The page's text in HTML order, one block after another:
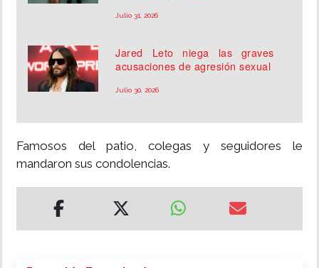
Julio 31, 2026
Jared Leto niega las graves
acusaciones de agresión sexual
Julio 30, 2026
Famosos del patio, colegas y seguidores le
mandaron sus condolencias.